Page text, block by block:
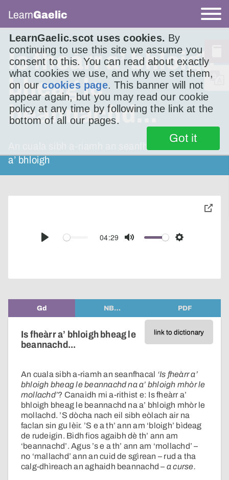
LearnGaelic.scot uses cookies. By
continuing to use this site we assume you
consent to this. You can read about exactly
what cookies we use, and why we set them,
on ourcookies page. This banner will not
appear again, but you may read our cookie
policy at any time by following the link at the
bottom of all our pages.
Got it
LearnGaelic
Is fheàrr a’ bhloigh
bheag le
beannachd...
An cuala sibh a-riamh an seanfhacal ‘Is fheàrr
a’ bhloigh
Play
04:29
Mute Settings
toggle
Gd NB… PDF
link to dictionary
Is fheàrr a’ bhloigh bheag le
beannachd...
An cuala sibh a-riamh an seanfhacal ‘Is fheàrr a’
bhloigh bheag le beannachd na a’ bhloigh mhòr le
mollachd’? Canaidh mi a-rithist e: Is fheàrr a’
bhloigh bheag le beannachd na a’ bhloigh mhòr le
mollachd. ’S dòcha nach eil sibh eòlach air na
faclan sin gu lèir. ’S e a th’ ann am ‘bloigh’ bìdeag
de rudeigin. Bidh fios agaibh dè th’ ann am
‘beannachd’. Agus ’s e a th’ ann am ‘mollachd’ –
no ‘mallachd’ ann an cuid de sgìrean – rud a tha
calg-dhìreach an aghaidh beannachd – a curse.